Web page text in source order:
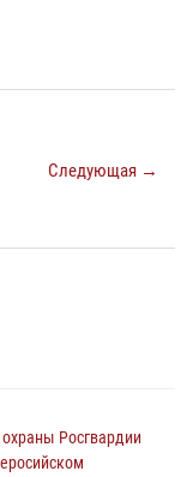
Следующая →
Росгвардии